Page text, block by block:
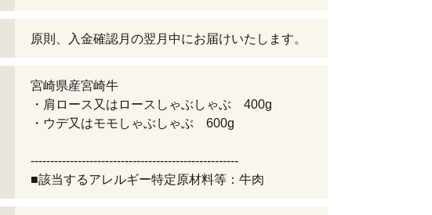
原則、入金確認月の翌月中にお届けいたします。
宮崎県産宮崎牛
・肩ロース又はロースしゃぶしゃぶ 400g
・ウデ又はモモしゃぶしゃぶ 600g
-----------------------------------------------------
■該当するアレルギー特定原材料等：牛肉